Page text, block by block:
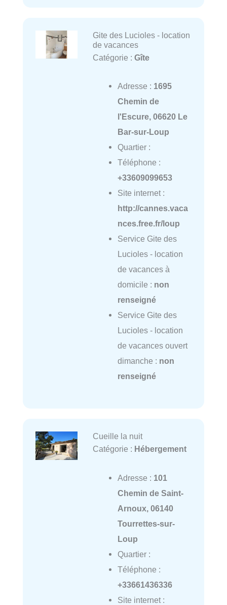
Gite des Lucioles - location
de vacances
Catégorie : Gîte
Adresse : 1695
Chemin de
l'Escure, 06620 Le
Bar-sur-Loup
Quartier :
Téléphone :
+33609099653
Site internet :
http://cannes.vaca
nces.free.fr/loup
Service Gite des
Lucioles - location
de vacances à
domicile : non
renseigné
Service Gite des
Lucioles - location
de vacances ouvert
dimanche : non
renseigné
Cueille la nuit
Catégorie : Hébergement
Adresse : 101
Chemin de Saint-
Arnoux, 06140
Tourrettes-sur-
Loup
Quartier :
Téléphone :
+33661436336
Site internet :